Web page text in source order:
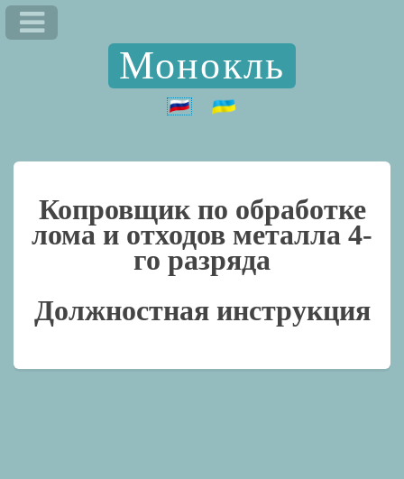
Монокль
Копровщик по обработке
лома и отходов металла 4-
го разряда
Должностная инструкция